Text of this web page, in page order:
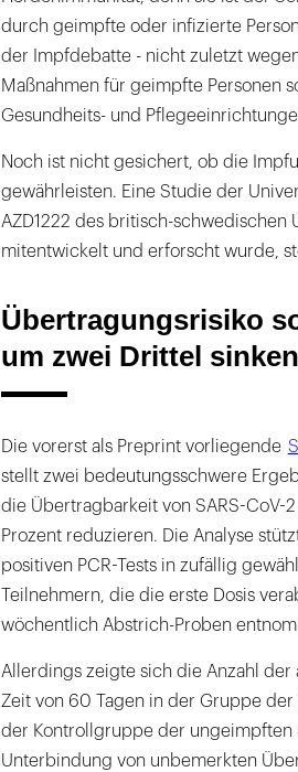
durch geimpfte oder infizierte
der Impfdebatte - nicht zuletzt
Maßnahmen für geimpfte Personen
Gesundheits- und
Noch ist nicht gesichert, ob die
gewährleisten. Eine Studie der
AZD1222 des britisch-schwedischen
mitentwickelt und erforscht wurde,
Übertragungsrisiko
um zwei Drittel sinken
Die vorerst als Preprint vorliegende
stellt zwei bedeutungsschwere
die Übertragbarkeit von SARS-CoV-
Prozent reduzieren. Die Analyse
positiven PCR-Tests in zufällig
Teilnehmern, die die erste Dosis
wöchentlich Abstrich-Proben
Allerdings zeigte sich die Anzahl der
Zeit von 60 Tagen in der Gruppe
der Kontrollgruppe der
Unterbindung von unbemerkten